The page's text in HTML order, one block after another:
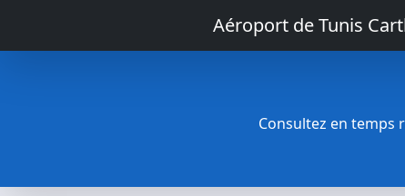
Aéroport de Tunis
Consultez en temps